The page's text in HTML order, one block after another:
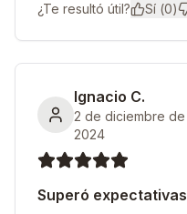
¿Te resultó útil? Sí (0)
Ignacio C.
2 de diciembre de
2024
Superó expectativas